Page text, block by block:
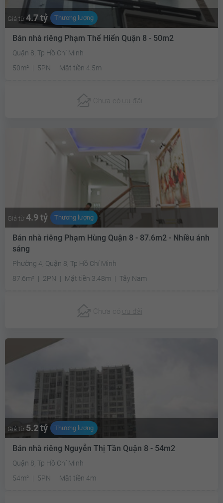
Giá từ 4.7 tỷ Thương lượng
Bán nhà riêng Phạm Thế Hiển Quận 8 - 50m2
Quận 8, Tp Hồ Chí Minh
50m²
5PN Mặt tiền 4.5m
Chưa có ưu đãi
Giá từ 4.9 tỷ Thương lượng
Bán nhà riêng Phạm Hùng Quận 8 - 87.6m2 - Nhiều ánh
sáng
Phường 4, Quận 8, Tp Hồ Chí Minh
87.6m²
2PN Mặt tiền 3.48m Tây Nam
Chưa có ưu đãi
Giá từ 5.2 tỷ Thương lượng
Bán nhà riêng Nguyễn Thị Tần Quận 8 - 54m2
Quận 8, Tp Hồ Chí Minh
54m²
5PN Mặt tiền 4m